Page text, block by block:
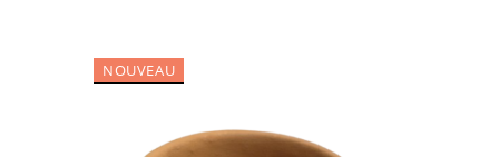
NOUVEAU